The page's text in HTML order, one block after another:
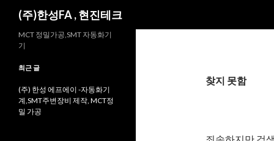
(주)한성FA , 현진테크
찾지 못함
MCT 정밀가공,SMT 자동화기
기
최근 글
(주) 한성 에프에이 -자동화기
계,SMT주변장비 제작, MCT정
밀 가공